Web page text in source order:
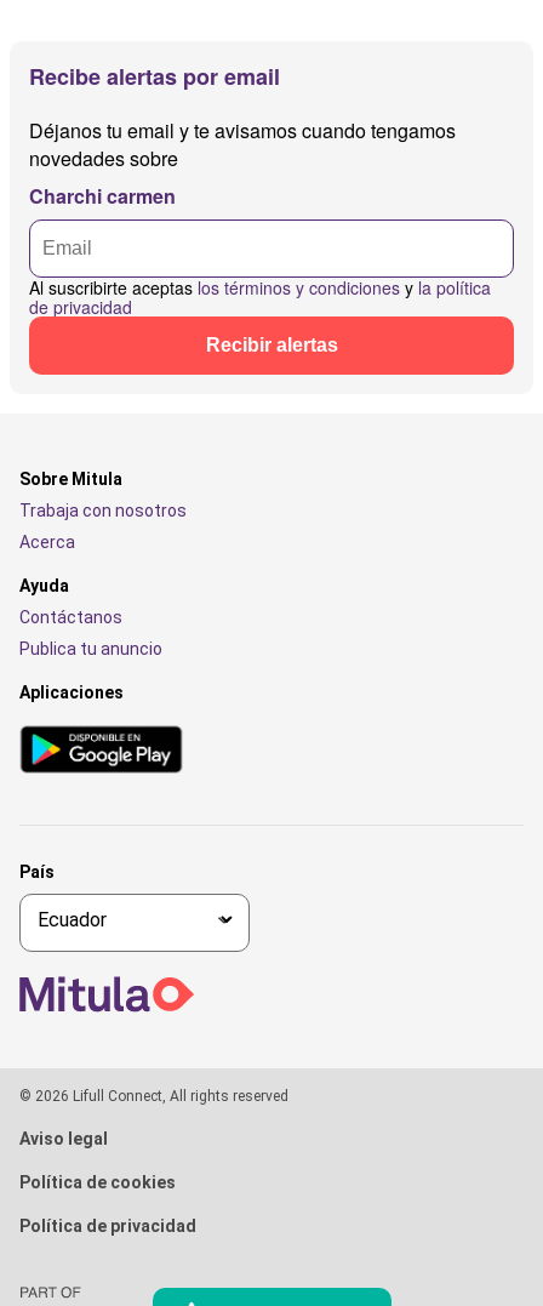
Recibe alertas por email
Déjanos tu email y te avisamos cuando tengamos
novedades sobre
Charchi carmen
Al suscribirte aceptas los términos y condiciones y la política
de privacidad
Recibir alertas
Sobre Mitula
Trabaja con nosotros
Acerca
Ayuda
Contáctanos
Publica tu anuncio
Aplicaciones
País
© 2026 Lifull Connect, All rights reserved
Aviso legal
Política de cookies
Política de privacidad